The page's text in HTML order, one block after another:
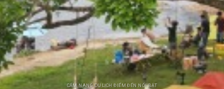
CẨM NANG DU LỊCH ĐIỂM ĐẾN NỔI BẬT